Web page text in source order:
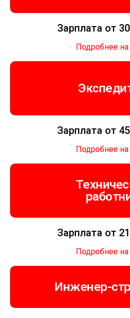
Зарплата от
Подробнее на
Зарплата от
Подробнее на
Зарплата от
Подробнее на
Инженер-